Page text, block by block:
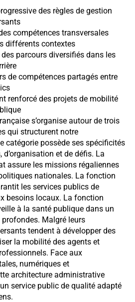
des règles de gestion
compétences transversales
différents contextes
parcours diversifiés dans les
de compétences partagés entre
renforcé des projets de mobilité
s’organise autour de trois
qui structurent notre
catégorie possède ses spécificités
et de défis. La
assure les missions régaliennes
nationales. La fonction
les services publics de
besoins locaux. La fonction
à la santé publique dans un
Malgré leurs
tendent à développer des
la mobilité des agents et
Face aux
numériques et
architecture administrative
service public de qualité adapté